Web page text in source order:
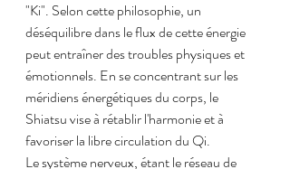
"Ki". Selon cette philosophie, un
déséquilibre dans le flux de cette énergie
peut entraîner des troubles physiques et
émotionnels. En se concentrant sur les
méridiens énergétiques du corps, le
Shiatsu vise à rétablir l'harmonie et à
favoriser la libre circulation du Qi.
Le système nerveux, étant le réseau de